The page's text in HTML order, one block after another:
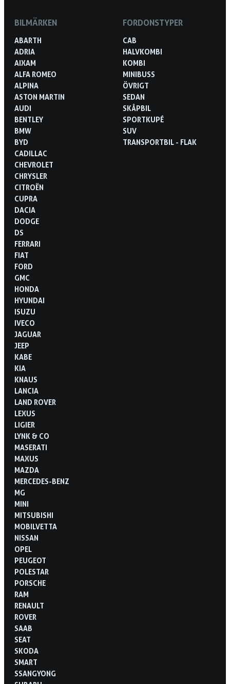
BILMÄRKEN
ABARTH
ADRIA
AIXAM
ALFA ROMEO
ALPINA
ASTON MARTIN
AUDI
BENTLEY
BMW
BYD
CADILLAC
CHEVROLET
CHRYSLER
CITROËN
CUPRA
DACIA
DODGE
DS
FERRARI
FIAT
FORD
GMC
HONDA
HYUNDAI
ISUZU
IVECO
JAGUAR
JEEP
KABE
KIA
KNAUS
LANCIA
LAND ROVER
LEXUS
LIGIER
LYNK & CO
MASERATI
MAXUS
MAZDA
MERCEDES-BENZ
MG
MINI
MITSUBISHI
MOBILVETTA
NISSAN
OPEL
PEUGEOT
POLESTAR
PORSCHE
RAM
RENAULT
ROVER
SAAB
SEAT
SKODA
SMART
SSANGYONG
FORDONSTYPER
CAB
HALVKOMBI
KOMBI
MINIBUSS
ÖVRIGT
SEDAN
SKÅPBIL
SPORTKUPÉ
SUV
TRANSPORTBIL - FLAK